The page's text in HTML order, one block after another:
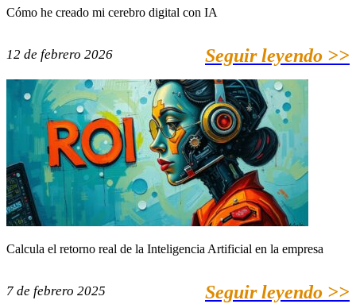
Cómo he creado mi cerebro digital con IA
12 de febrero 2026 Seguir leyendo >>
Calcula el retorno real de la Inteligencia Artificial en la empresa
7 de febrero 2025 Seguir leyendo >>